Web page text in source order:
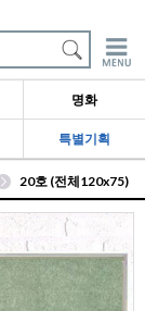
명화
특별기획
20호 (전체120x75)